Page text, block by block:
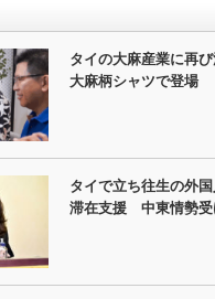
タイの大麻産業に再
大麻柄シャツで登場
タイで立ち往生の外
滞在支援 中東情勢受